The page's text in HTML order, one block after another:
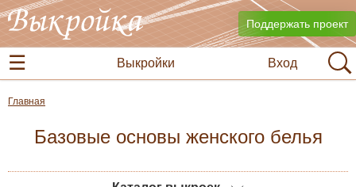
Поддержать проект
Вход
Выкройки
Главная
Базовые основы женского белья